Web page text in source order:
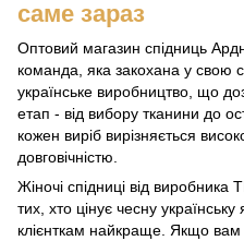
саме зараз
Оптовий магазин спідниць
команда, яка закохана у свою
українське виробництво, що
етап - від вибору тканини до
кожен виріб вирізняється
довговічністю.
Жіночі спідниці від
тих, хто цінує чесну українську
клієнткам найкраще. Якщо вам